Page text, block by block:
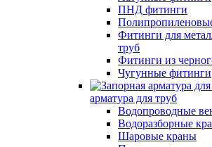
ПНД фитинги
Фитинги для
труб
Фитинги из
Чугунные фитинги
арматура для труб
Водопроводные
Водоразборные
Шаровые краны